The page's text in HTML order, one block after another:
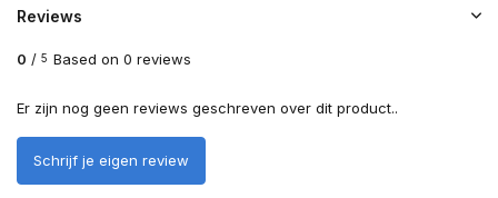
Reviews
0 / 5 Based on 0 reviews
Er zijn nog geen reviews geschreven over dit product..
Schrijf je eigen review